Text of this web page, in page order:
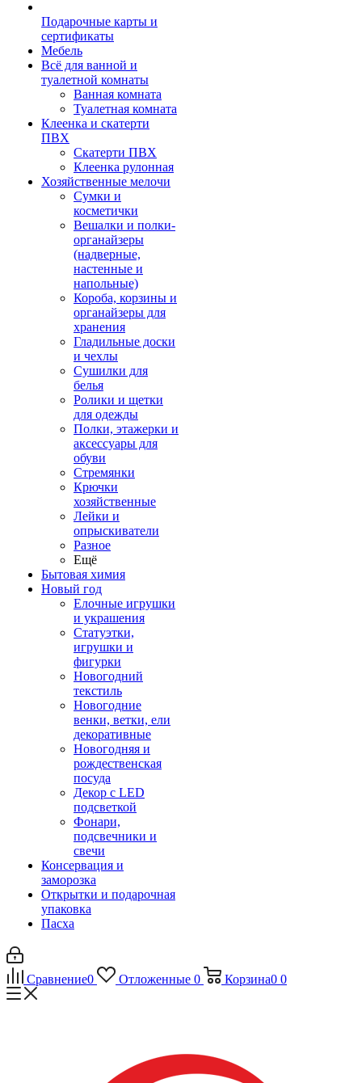
Подарочные карты и
сертификаты
Мебель
Всё для ванной и
туалетной комнаты
Ванная комната
Туалетная комната
Клеенка и скатерти
ПВХ
Скатерти ПВХ
Клеенка рулонная
Хозяйственные мелочи
Сумки и
косметички
Вешалки и полки-
органайзеры
(надверные,
настенные и
напольные)
Короба, корзины и
органайзеры для
хранения
Гладильные доски
и чехлы
Сушилки для
белья
Ролики и щетки
для одежды
Полки, этажерки и
аксессуары для
обуви
Стремянки
Крючки
хозяйственные
Лейки и
опрыскиватели
Разное
Ещё
Бытовая химия
Новый год
Елочные игрушки
и украшения
Статуэтки,
игрушки и
фигурки
Новогодний
текстиль
Новогодние
венки, ветки, ели
декоративные
Новогодняя и
рождественская
посуда
Декор с LED
подсветкой
Фонари,
подсвечники и
свечи
Консервация и
заморозка
Открытки и подарочная
упаковка
Пасха
Сравнение0 Отложенные 0 Корзина0 0